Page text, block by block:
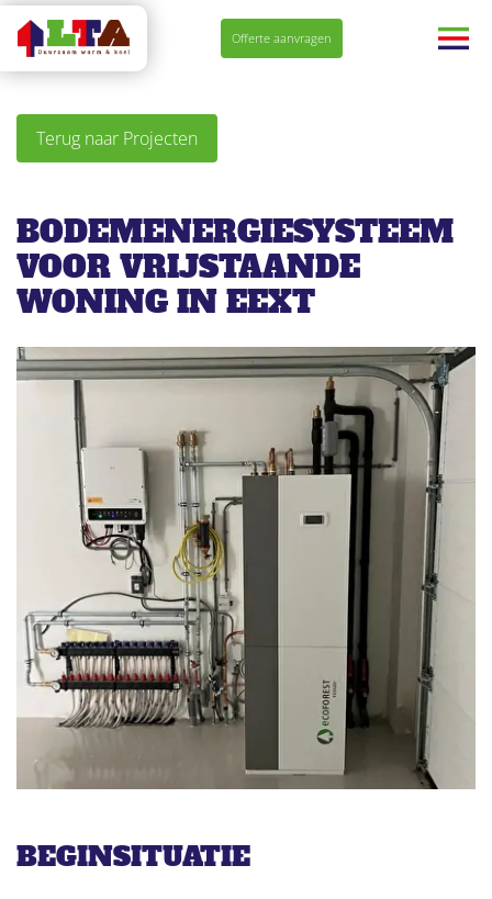
Navigatie
overslaan
Offerte aanvragen
Terug naar Projecten
BODEMENERGIESYSTEEM
VOOR VRIJSTAANDE
WONING IN EEXT
BEGINSITUATIE